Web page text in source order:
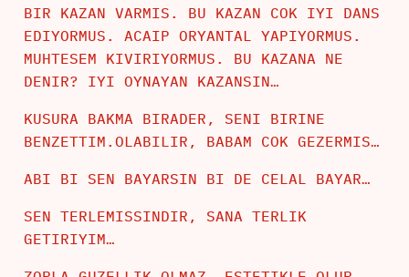
BIR KAZAN VARMIS. BU KAZAN COK IYI DANS
EDIYORMUS. ACAIP ORYANTAL YAPIYORMUS.
MUHTESEM KIVIRIYORMUS. BU KAZANA NE
DENIR? IYI OYNAYAN KAZANSIN…
KUSURA BAKMA BIRADER, SENI BIRINE
BENZETTIM.OLABILIR, BABAM COK GEZERMIS…
ABI BI SEN BAYARSIN BI DE CELAL BAYAR…
SEN TERLEMISSINDIR, SANA TERLIK
GETIRIYIM…